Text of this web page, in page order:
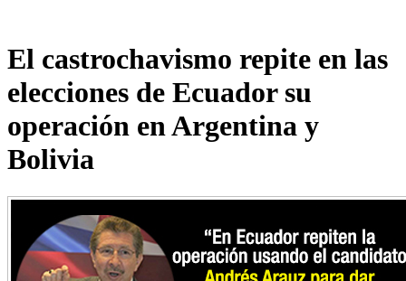
El castrochavismo repite en las
elecciones de Ecuador su
operación en Argentina y
Bolivia